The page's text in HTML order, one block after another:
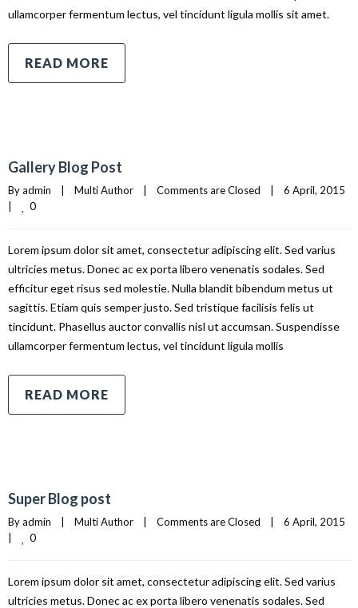
ullamcorper fermentum lectus, vel tincidunt ligula mollis sit amet.
READ MORE
Gallery Blog Post
By admin Multi Author Comments are Closed
0
Lorem ipsum dolor sit amet, consectetur adipiscing elit. Sed varius
ultricies metus. Donec ac ex porta libero venenatis sodales. Sed
efficitur eget risus sed molestie. Nulla blandit bibendum metus ut
sagittis. Etiam quis semper justo. Sed tristique facilisis felis ut
tincidunt. Phasellus auctor convallis nisl ut accumsan. Suspendisse
ullamcorper fermentum lectus, vel tincidunt ligula mollis
READ MORE
Super Blog post
By admin Multi Author Comments are Closed
0
Lorem ipsum dolor sit amet, consectetur adipiscing elit. Sed varius
ultricies metus. Donec ac ex porta libero venenatis sodales. Sed